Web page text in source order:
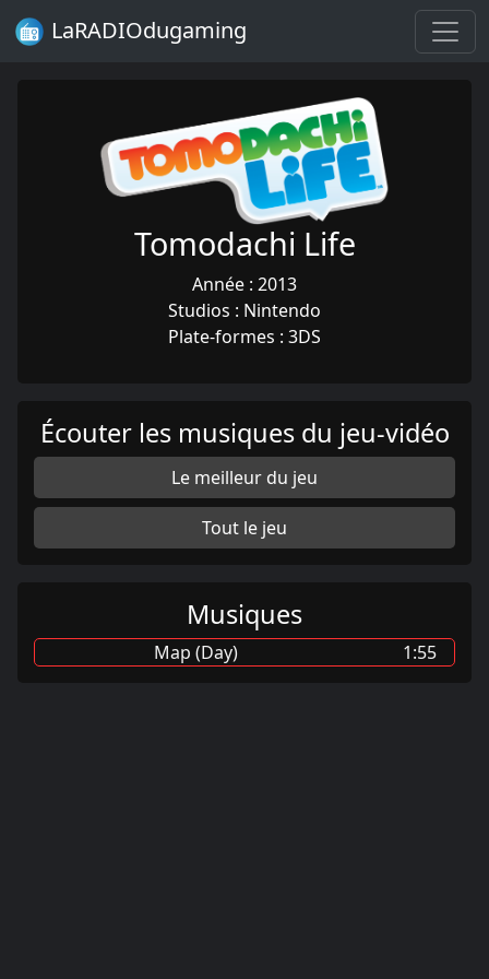
LaRADIOdugaming
Tomodachi Life
Année : 2013
Studios : Nintendo
Plate-formes : 3DS
Écouter les musiques du jeu-vidéo
Le meilleur du jeu
Tout le jeu
Musiques
Map (Day) 1:55